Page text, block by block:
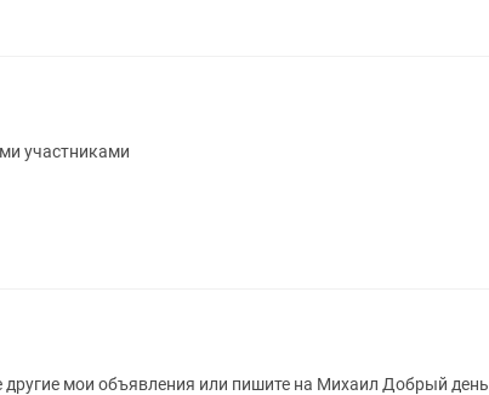
участниками
другие мои объявления или пишите на Михаил Добрый день